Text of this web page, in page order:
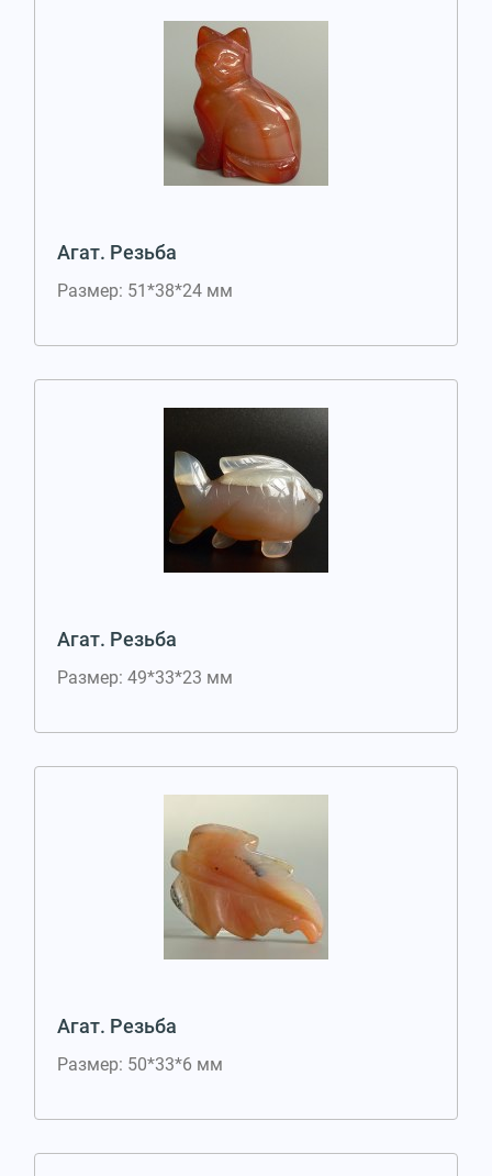
Агат. Резьба
Размер: 51*38*24 мм
Агат. Резьба
Размер: 49*33*23 мм
Агат. Резьба
Размер: 50*33*6 мм